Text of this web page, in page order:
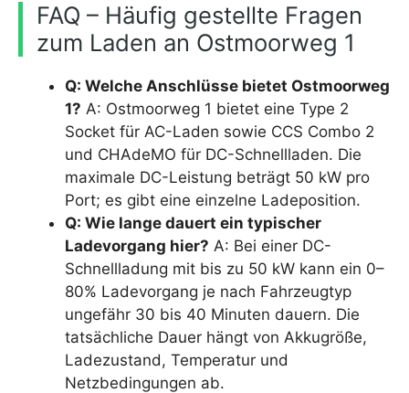
FAQ – Häufig gestellte Fragen
zum Laden an Ostmoorweg 1
Q: Welche Anschlüsse bietet Ostmoorweg
1? A: Ostmoorweg 1 bietet eine Type 2
Socket für AC-Laden sowie CCS Combo 2
und CHAdeMO für DC-Schnellladen. Die
maximale DC-Leistung beträgt 50 kW pro
Port; es gibt eine einzelne Ladeposition.
Q: Wie lange dauert ein typischer
Ladevorgang hier? A: Bei einer DC-
Schnellladung mit bis zu 50 kW kann ein 0–
80% Ladevorgang je nach Fahrzeugtyp
ungefähr 30 bis 40 Minuten dauern. Die
tatsächliche Dauer hängt von Akkugröße,
Ladezustand, Temperatur und
Netzbedingungen ab.